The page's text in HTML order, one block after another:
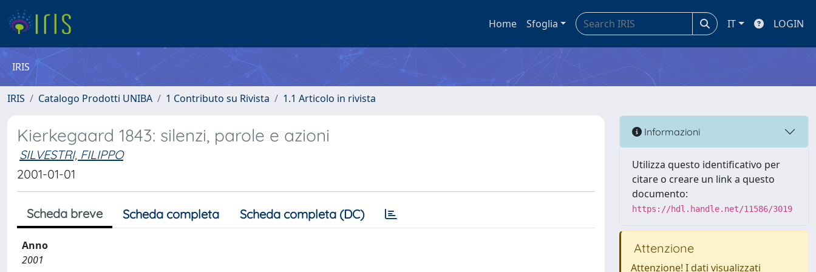
Home Sfoglia IT LOGIN
IRIS
IRIS Catalogo Prodotti UNIBA 1 Contributo su Rivista 1.1 Articolo in rivista
Kierkegaard 1843: silenzi, parole e azioni
SILVESTRI, FILIPPO
2001-01-01
Scheda breve Scheda completa Scheda completa (DC)
Anno
2001
Informazioni
Utilizza questo identificativo per
citare o creare un link a questo
documento:
https://hdl.handle.net/11586/3019
Attenzione
Attenzione! I dati visualizzati